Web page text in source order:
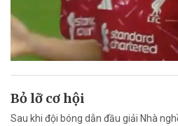
Bỏ lỡ cơ hội
Sau khi đội bóng dẫn đầu giải Nhà